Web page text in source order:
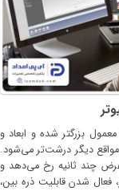
بزرگتر شده و ابعاد و
دیگر درشت‌تر می‌شود.
چند ثانیه رخ می‌دهد و
فعال شدن قابلیت ذره بین،